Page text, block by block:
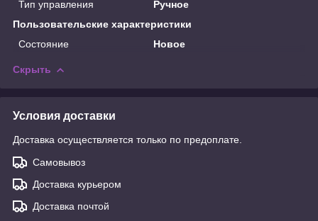
Тип управления
Ручное
Пользовательские характеристики
Состояние
Новое
Скрыть
Условия доставки
Доставка осуществляется только по предоплате.
Самовывоз
Доставка курьером
Доставка почтой